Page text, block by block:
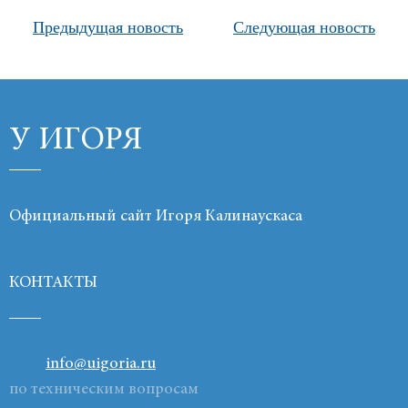
Продукты
Ссылки
Предыдущая новость Следующая новость
У ИГОРЯ
Официальный сайт Игоря Калинаускаса
КОНТАКТЫ
info@uigoria.ru
по техническим вопросам